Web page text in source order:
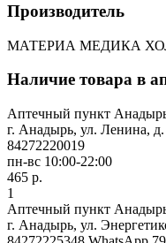
Производитель
МАТЕРИА МЕДИКА
Наличие товара в
Аптечный пункт
г. Анадырь, ул. Ленина,
84272220019
пн-вс 10:00-22:00
465 р.
1
Аптечный пункт
г. Анадырь, ул.